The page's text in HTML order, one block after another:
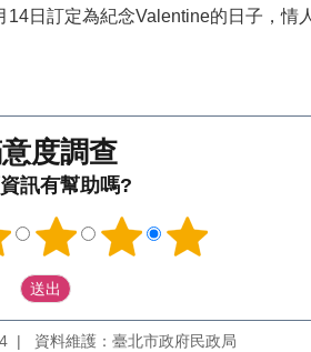
日訂定為紀念Valentine的日子，情
度調查
訊有幫助嗎?
資料維護：臺北市政府民政局